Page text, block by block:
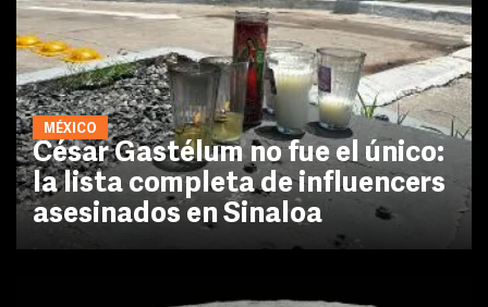
MÉXICO
César Gastélum no fue el único:
la lista completa de influencers
asesinados en Sinaloa